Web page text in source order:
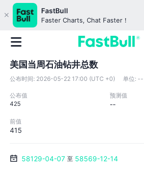
FastBull
Faster Charts, Chat Faster！
美国当周石油钻井总数
公布时间: 2026-05-22 17:00 (UTC +0) 单位: --
公布值
425
预测值
--
前值
415
58129-04-07 至 58569-12-14